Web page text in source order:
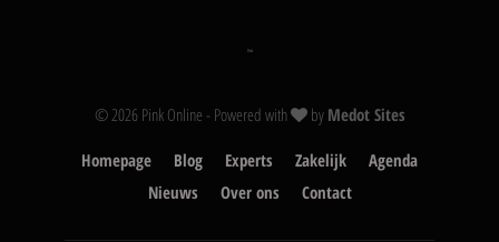
© 2026 Pink Online - Powered with by Medot Sites
Homepage Blog Experts Zakelijk
Agenda
Nieuws
Over ons Contact